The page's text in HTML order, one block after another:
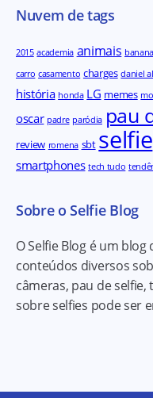
Nuvem de tags
2015 academia animais
carro casamento charges daniel
história honda LG memes
oscar padre paródia pau
review romena sbt selfie
smartphones tech tudo
Sobre o Selfie Blog
O Selfie Blog é um
conteúdos diversos
câmeras, pau de
sobre selfies pode ser